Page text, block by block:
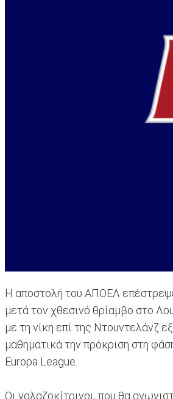
Η αποστολή του ΑΠΟΕΛ
μετά τον χθεσινό θρίαμβο στο
με τη νίκη επί της Ντουντελάνζ
μαθηματικά την πρόκριση στη
Europa League.
Οι γαλαζοκίτρινοι, που θα